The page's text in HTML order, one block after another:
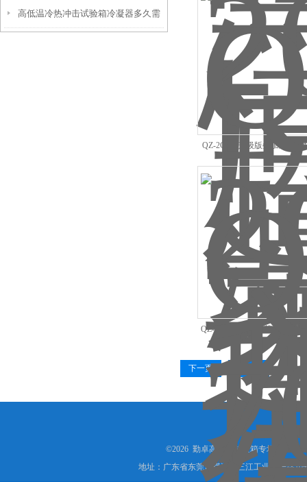
高低温试验箱的检测应用价值
高低温冷热冲击试验箱冷凝器多久需
QZ-2C250升级版叠加式恒温
BOD测定培育箱
QZ-70-II上海市霉菌培养箱
机
下一页
©2026 勤卓高低温试验箱专场
地址：广东省东莞市横沥镇三江工业区一路10